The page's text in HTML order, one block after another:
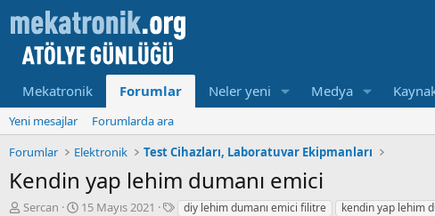
Mekatronik Forumlar Neler yeni Medya
Yeni mesajlar
Forumlarda ara
Forumlar
Elektronik Test Cihazları, Laboratuvar Ekipmanları
Kendin yap lehim dumanı emici
K
Sercan
B15 Mayıs 2021
Ediy lehim dumanı emici filitre kendin yap lehim